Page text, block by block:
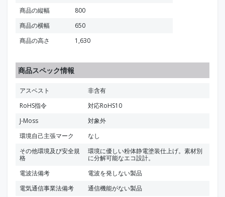
商品の縦幅
800
商品の横幅
650
商品の高さ
1,630
商品スペック情報
アスベスト
非含有
RoHS指令
対応RoHS10
J-Moss
対象外
環境自己主張マーク
なし
その他環境及び安全規
格
環境に優しい粉体静電塗装仕上げ。素材別
に分解可能なエコ設計。
電波法備考
電波を発しない製品
電気通信事業法備考
通信機能がない製品